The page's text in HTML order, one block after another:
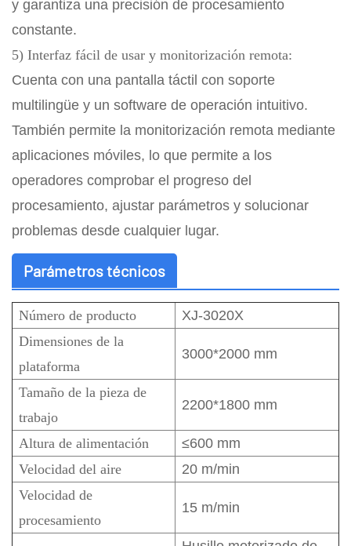
y garantiza una precisión de procesamiento
constante.
5) Interfaz fácil de usar y monitorización remota:
Cuenta con una pantalla táctil con soporte
multilingüe y un software de operación intuitivo.
También permite la monitorización remota mediante
aplicaciones móviles, lo que permite a los
operadores comprobar el progreso del
procesamiento, ajustar parámetros y solucionar
problemas desde cualquier lugar.
Parámetros técnicos
Número de producto
XJ-3020X
Dimensiones de la
plataforma
3000*2000 mm
Tamaño de la pieza de
trabajo
2200*1800 mm
Altura de alimentación
≤600 mm
Velocidad del aire
20 m/min
Velocidad de
procesamiento
15 m/min